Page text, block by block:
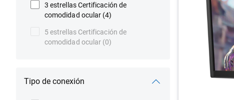
3 estrellas Certificación de
comodidad ocular (4)
5 estrellas Certificación de
comodidad ocular (0)
Tipo de conexión